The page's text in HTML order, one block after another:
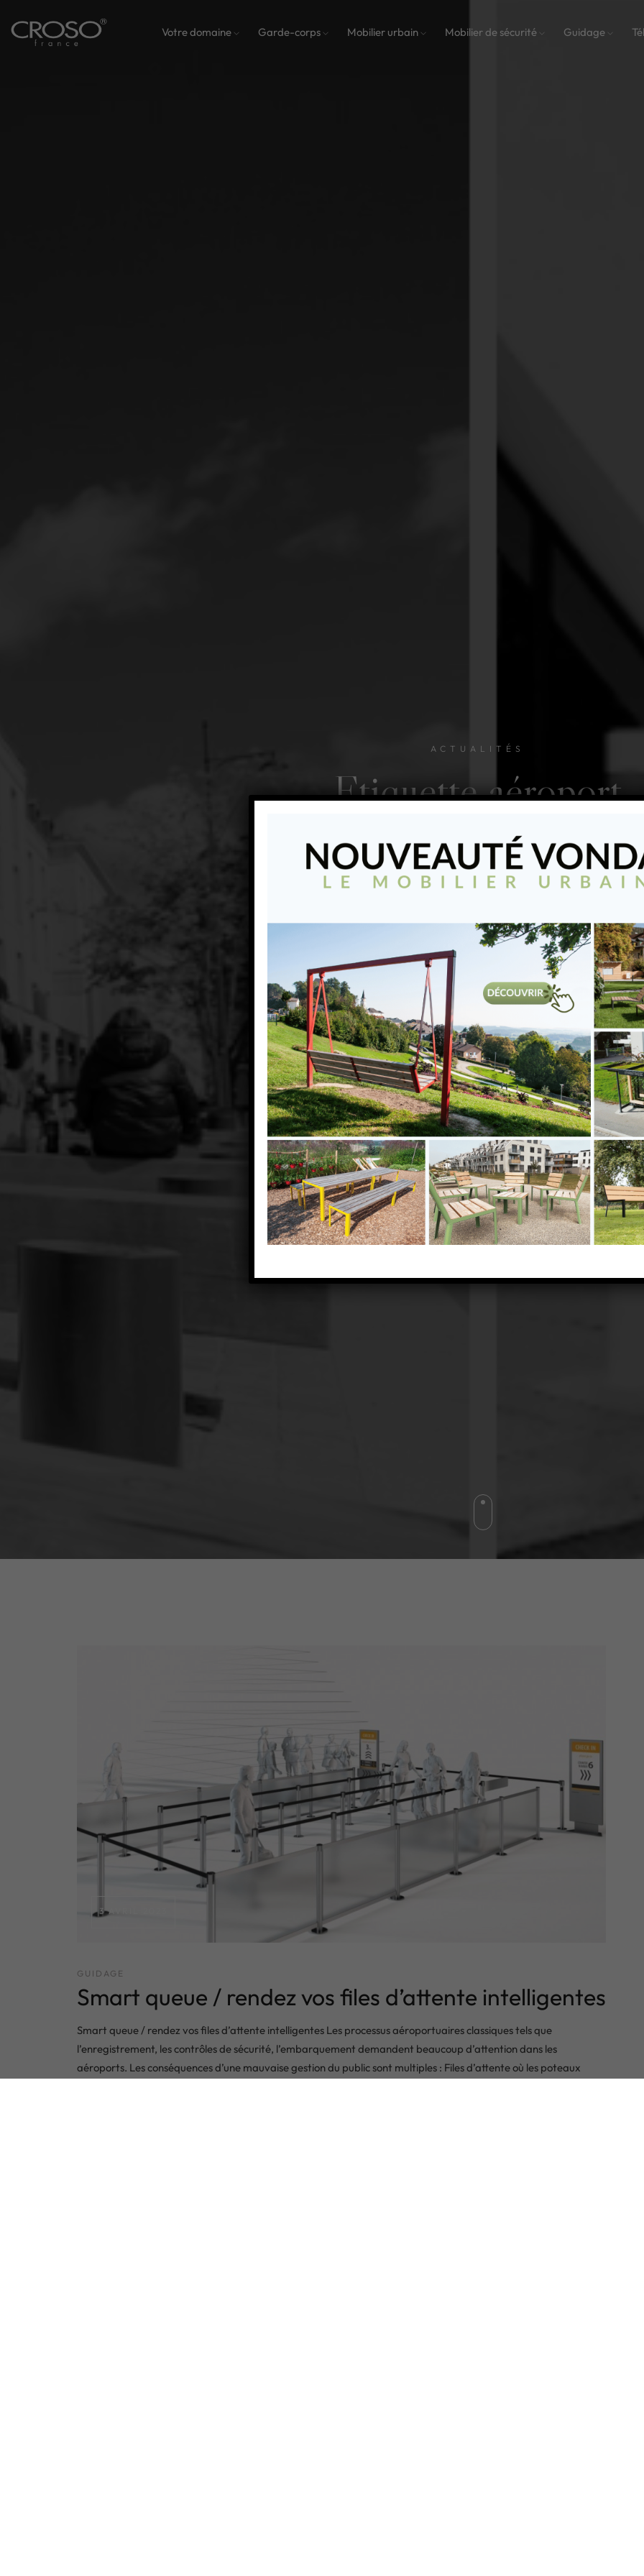
Votre domaine Garde-corps Mobilier urbain Mobilier de sécurité Guidage
ACTUALITÉS
Etiquetteaéroport
3 AVRIL 2023
GUIDAGE
Smart queue / rendez vos files d’attente intelligentes
Smart queue / rendez vos files d’attente intelligentes Les processus aéroportuaires classiques tels que
l’enregistrement, les contrôles de sécurité, l’embarquement demandent beaucoup d’attention dans les
aéroports. Les conséquences d’une mauvaise gestion du public sont multiples : Files d’attente où les poteaux